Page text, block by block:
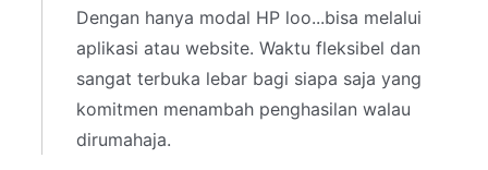
Dengan hanya modal HP loo...bisa melalui
aplikasi atau website. Waktu fleksibel dan
sangat terbuka lebar bagi siapa saja yang
komitmen menambah penghasilan walau
dirumahaja.